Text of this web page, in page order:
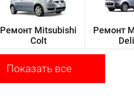
Ремонт Mitsubishi
Colt
Ремонт
Показать все